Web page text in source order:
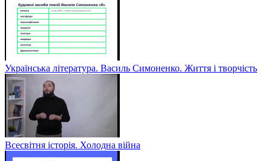
Українська література. Василь Симоненко. Життя і творчість
Всесвітня історія. Холодна війна